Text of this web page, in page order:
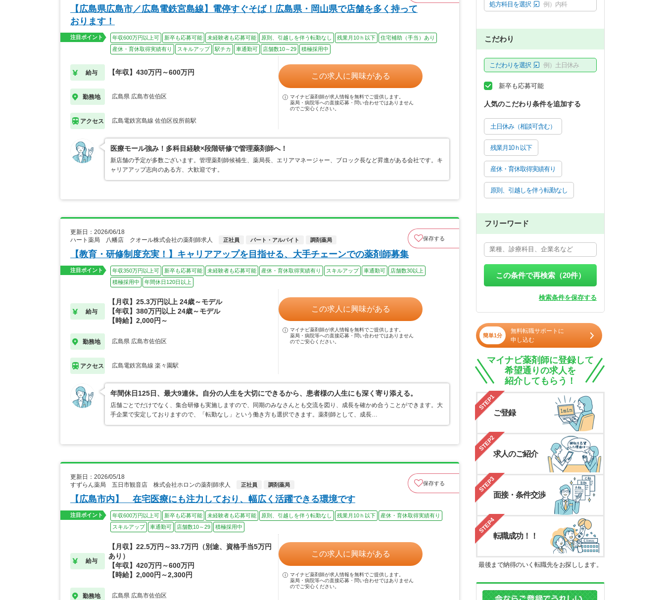
【広島県広島市／広島電鉄宮島線】電停すぐそば！広島県・岡山県で店舗を多く持って
おります！
注目ポイント 年収600万円以上可 新卒も応募可能 未経験者も応募可能 原則、引越しを伴う転勤なし 残業月10ｈ以下
住宅補助（手当）あり
産休・育休取得実績有り
スキルアップ 駅チカ 車通勤可 店舗数10～29 積極採用中
給与 【年収】430万円～600万円
勤務地 広島県 広島市佐伯区
アクセス 広島電鉄宮島線 佐伯区役所前駅
この求人に興味がある
マイナビ薬剤師が求人情報を無料でご提供します。
薬局・病院等への直接応募・問い合わせではありません
のでご安心ください。
医療モール強み！多科目経験×段階研修で管理薬剤師へ！
新店舗の予定が多数ございます。管理薬剤師候補生、薬局長、エリアマネージャー、ブロック長など昇進がある会社です。キ
ャリアアップ志向のある方、大歓迎です。
更新日：2026/06/18
ハート薬局 八幡店 クオール株式会社の薬剤師求人
正社員 パート・アルバイト 調剤薬局 保存する
【教育・研修制度充実！】キャリアアップを目指せる、大手チェーンでの薬剤師募集
注目ポイント 年収350万円以上可 新卒も応募可能 未経験者も応募可能 産休・育休取得実績有り スキルアップ 車通勤可
店舗数30以上
積極採用中
年間休日120日以上
給与
【月収】25.3万円以上 24歳～モデル
【年収】380万円以上 24歳～モデル
【時給】2,000円～
勤務地 広島県 広島市佐伯区
アクセス 広島電鉄宮島線 楽々園駅
この求人に興味がある
マイナビ薬剤師が求人情報を無料でご提供します。
薬局・病院等への直接応募・問い合わせではありません
のでご安心ください。
年間休日125日、最大9連休。自分の人生を大切にできるから、患者様の人生にも深く寄り添える。
店舗ごとでだけでなく、集合研修も実施しますので、同期のみなさんとも交流を図り、成長を確かめ合うことができます。大
手企業で安定しておりますので、「転勤なし」という働き方も選択できます。薬剤師として、成長…
更新日：2026/05/18
すずらん薬局 五日市観音店 株式会社ホロンの薬剤師求人
正社員 調剤薬局 保存する
【広島市内】 在宅医療にも注力しており、幅広く活躍できる環境です
注目ポイント 年収600万円以上可 新卒も応募可能 未経験者も応募可能 原則、引越しを伴う転勤なし 残業月10ｈ以下
産休・育休取得実績有り
スキルアップ
車通勤可 店舗数10～29 積極採用中
給与
【月収】22.5万円～33.7万円（別途、資格手当5万円
あり）
【年収】420万円～600万円
【時給】2,000円～2,300円
勤務地 広島県 広島市佐伯区
この求人に興味がある
マイナビ薬剤師が求人情報を無料でご提供します。
薬局・病院等への直接応募・問い合わせではありません
のでご安心ください。
処方科目を選択 例）内科
こだわり
こだわりを選択 例）土日休み
新卒も応募可能
人気のこだわり条件を追加する
土日休み（相談可含む）
残業月10ｈ以下
産休・育休取得実績有り
原則、引越しを伴う転勤なし
フリーワード
この条件で再検索（20件）
検索条件を保存する
簡単1分
無料転職サポートに
申し込む
マイナビ薬剤師に登録して
希望通りの求人を
紹介してもらう！
STEP1
ご登録
STEP2
求人のご紹介
STEP3
面接・条件交渉
STEP4
転職成功！！
最後まで納得のいく転職先をお探しします。